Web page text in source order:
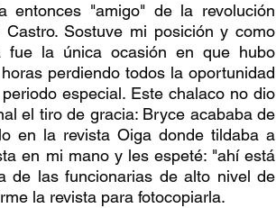
entonces "amigo" de la revolución
Sostuve mi posición y como
fue la única ocasión en que hubo
perdiendo todos la oportunidad
especial. Este chalaco no dio
el tiro de gracia: Bryce acababa de
en la revista Oiga donde tildaba a
en mi mano y les espeté: "ahí está
de las funcionarias de alto nivel de
la revista para fotocopiarla.